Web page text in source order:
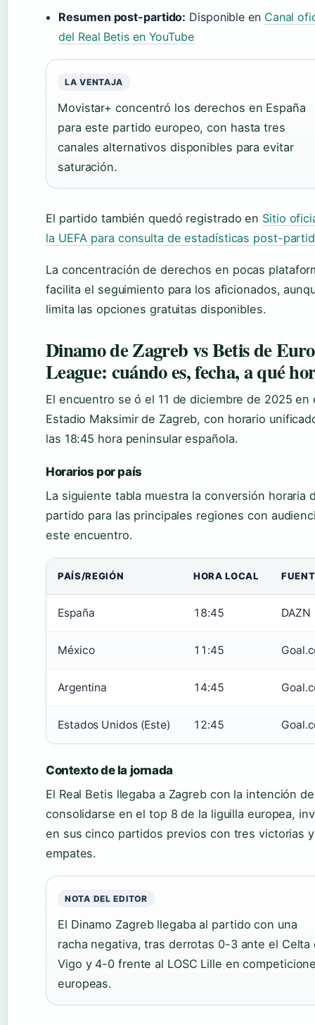
Resumen post-partido: Disponible en Canal
del Real Betis en YouTube
LA VENTAJA
Movistar+ concentró los derechos en España
para este partido europeo, con hasta tres
canales alternativos disponibles para evitar
saturación.
El partido también quedó registrado en Sitio
la UEFA para consulta de estadísticas post-
La concentración de derechos en pocas
facilita el seguimiento para los aficionados,
limita las opciones gratuitas disponibles.
Dinamo de Zagreb vs Betis de
League: cuándo es, fecha, a qué
El encuentro se ó el 11 de diciembre de 2025 en
Estadio Maksimir de Zagreb, con horario
las 18:45 hora peninsular española.
Horarios por país
La siguiente tabla muestra la conversión horaria
partido para las principales regiones con
este encuentro.
PAÍS/REGIÓN HORA LOCAL
España 18:45 DAZN
México 11:45
Argentina 14:45
Estados Unidos (Este) 12:45
Contexto de la jornada
El Real Betis llegaba a Zagreb con la intención de
consolidarse en el top 8 de la liguilla europea,
en sus cinco partidos previos con tres victorias
empates.
NOTA DEL EDITOR
El Dinamo Zagreb llegaba al partido con una
racha negativa, tras derrotas 0-3 ante el Celta
Vigo y 4-0 frente al LOSC Lille en
europeas.